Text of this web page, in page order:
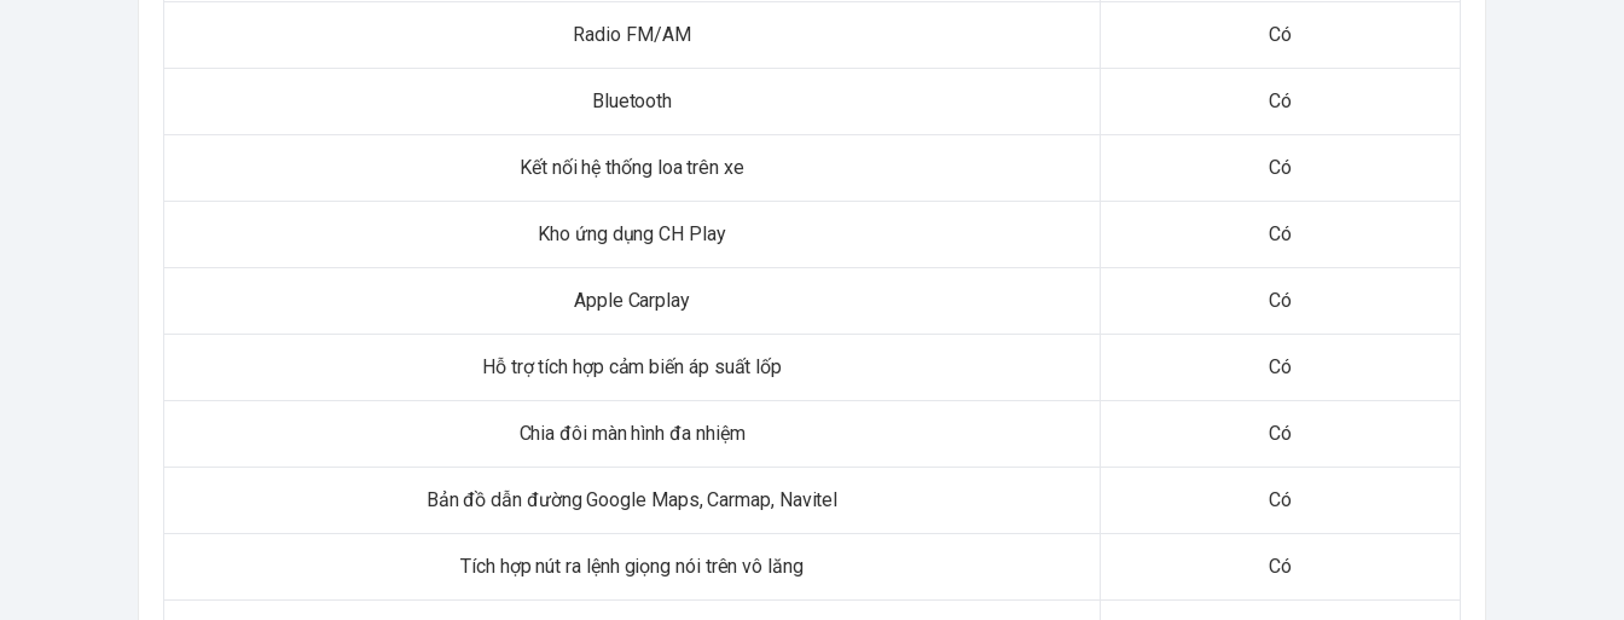
Radio FM/AM Có
Bluetooth Có
Kết nối hệ thống loa trên xe Có
Kho ứng dụng CH Play Có
Apple Carplay Có
Hỗ trợ tích hợp cảm biến áp suất lốp Có
Chia đôi màn hình đa nhiệm Có
Bản đồ dẫn đường Google Maps, Carmap, Navitel Có
Tích hợp nút ra lệnh giọng nói trên vô lăng Có